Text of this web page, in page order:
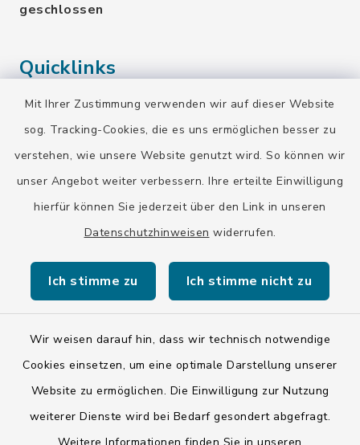
Mit Ihrer Zustimmung verwenden wir auf dieser Website
sog. Tracking-Cookies, die es uns ermöglichen besser zu
verstehen, wie unsere Website genutzt wird. So können wir
unser Angebot weiter verbessern. Ihre erteilte Einwilligung
hierfür können Sie jederzeit über den Link in unseren
Datenschutzhinweisen widerrufen.
Ich stimme zu Ich stimme nicht zu
Wir weisen darauf hin, dass wir technisch notwendige
Cookies einsetzen, um eine optimale Darstellung unserer
Website zu ermöglichen. Die Einwilligung zur Nutzung
weiterer Dienste wird bei Bedarf gesondert abgefragt.
geschlossen
Quicklinks
Landratsamt Bad Tölz-Wolfratshausen
Bayern-Fahrplan
BayernPortal
Kontakt
Barrierefreiheit
Impressum